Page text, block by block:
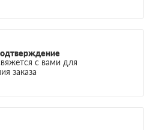
с вами для
заказа